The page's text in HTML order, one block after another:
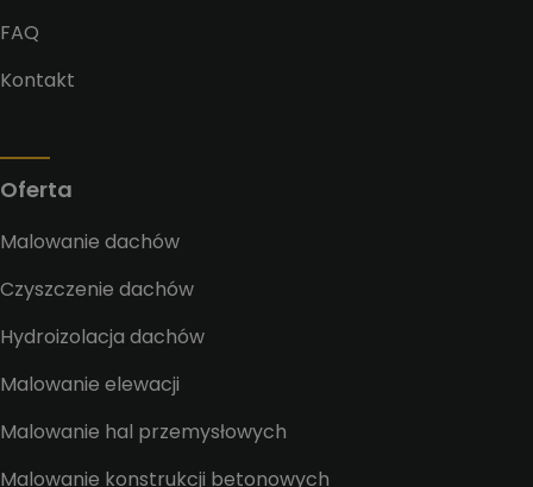
FAQ
Kontakt
Oferta
Malowanie dachów
Czyszczenie dachów
Hydroizolacja dachów
Malowanie elewacji
Malowanie hal przemysłowych
Malowanie konstrukcji betonowych